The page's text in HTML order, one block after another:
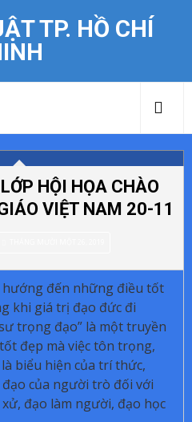
TP. HỒ CHÍ
HỘI HỌA CHÀO
VIỆT NAM 20-11
hướng đến những điều tốt
khi giá trị đạo đức đi
trọng đạo” là một truyền
đẹp mà việc tôn trọng,
biểu hiện của trí thức,
của người trò đối với
đạo làm người, đạo học